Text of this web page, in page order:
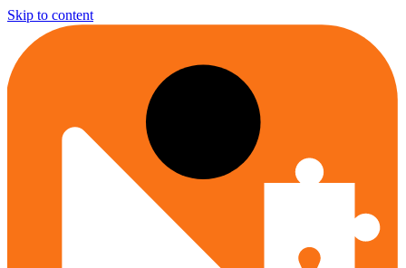
Skip to content